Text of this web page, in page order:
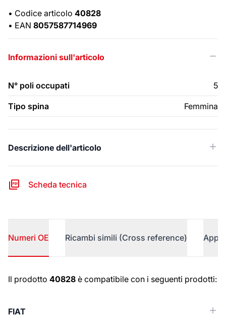
• Codice articolo 40828
• EAN 8057587714969
Informazioni sull'articolo
N° poli occupati 5
Tipo spina Femmina
Descrizione dell'articolo
Scheda tecnica
Numeri OE Ricambi simili (Cross reference)
Numeri OE
Il prodotto 40828 è compatibile con i seguenti prodotti:
FIAT